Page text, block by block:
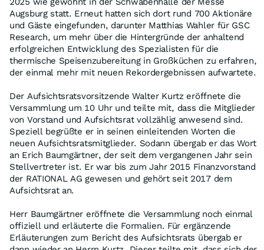
Augsburg statt. Erneut hatten sich dort rund 700 Aktionäre
und Gäste eingefunden, darunter Matthias Wahler für GSC
Research, um mehr über die Hintergründe der anhaltend
erfolgreichen Entwicklung des Spezialisten für die
thermische Speisenzubereitung in Großküchen zu erfahren,
der einmal mehr mit neuen Rekordergebnissen aufwartete.
Der Aufsichtsratsvorsitzende Walter Kurtz eröffnete die
Versammlung um 10 Uhr und teilte mit, dass die Mitglieder
von Vorstand und Aufsichtsrat vollzählig anwesend sind.
Speziell begrüßte er in seinen einleitenden Worten die
neuen Aufsichtsratsmitglieder. Sodann übergab er das Wort
an Erich Baumgärtner, der seit dem vergangenen Jahr sein
Stellvertreter ist. Er war bis zum Jahr 2015 Finanzvorstand
der RATIONAL AG gewesen und gehört seit 2017 dem
Aufsichtsrat an.
Herr Baumgärtner eröffnete die Versammlung noch einmal
offiziell und erläuterte die Formalien. Für ergänzende
Erläuterungen zum Bericht des Aufsichtsrats übergab er